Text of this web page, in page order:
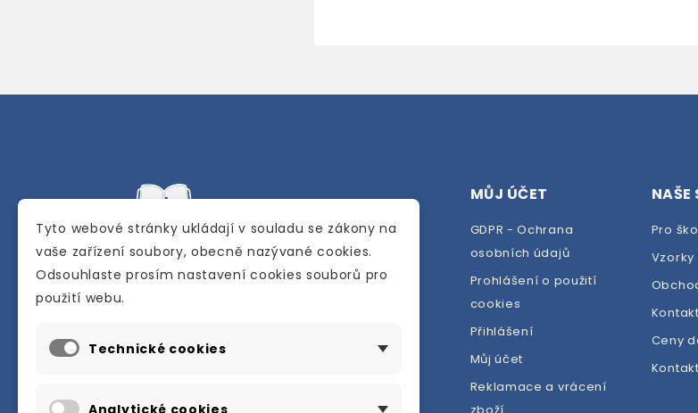
Internetové a kamenné knihkupectví se
anglického jazyka.
Karly Machové 48 Beroun 266 01
MŮJ ÚČET
GDPR - Ochrana
osobních údajů
Prohlášení o použití
cookies
Přihlášení
Můj účet
Reklamace a vrácení
NAŠE
Pro
Vzorky
Kontakt
Ceny
Tyto webové stránky ukládají v souladu se zákony na
vaše zařízení soubory, obecně nazývané cookies.
Odsouhlaste prosím nastavení cookies souborů pro
použití webu.
Technické cookies
Analytické cookies